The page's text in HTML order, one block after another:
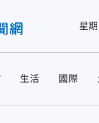
星
生活 國際